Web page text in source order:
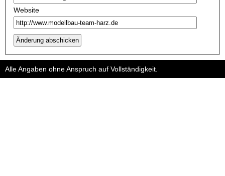
Website
Änderung abschicken
Alle Angaben ohne Anspruch auf Vollständigkeit.